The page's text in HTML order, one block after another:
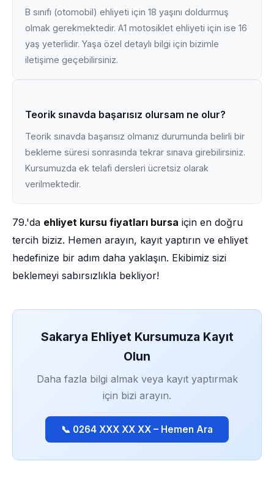
B sınıfı (otomobil) ehliyeti için 18 yaşını doldurmuş
olmak gerekmektedir. A1 motosiklet ehliyeti için ise 16
yaş yeterlidir. Yaşa özel detaylı bilgi için bizimle
iletişime geçebilirsiniz.
Teorik sınavda başarısız olursam ne olur?
Teorik sınavda başarısız olmanız durumunda belirli bir
bekleme süresi sonrasında tekrar sınava girebilirsiniz.
Kursumuzda ek telafi dersleri ücretsiz olarak
verilmektedir.
79.'da ehliyet kursu fiyatları bursa için en doğru
tercih biziz. Hemen arayın, kayıt yaptırın ve ehliyet
hedefinize bir adım daha yaklaşın. Ekibimiz sizi
beklemeyi sabırsızlıkla bekliyor!
Sakarya Ehliyet Kursumuza Kayıt
Olun
Daha fazla bilgi almak veya kayıt yaptırmak
için bizi arayın.
📞 0264 XXX XX XX – Hemen Ara